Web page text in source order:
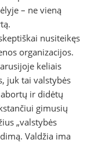
– ne vieną
nusiteikęs
organizacijos.
keliais
juk tai valstybės
ir didėtų
gimusių
„valstybės
Valdžia ima